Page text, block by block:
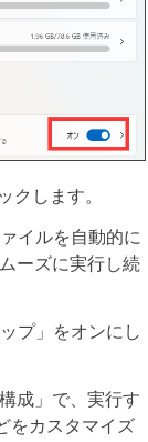
クします。
イルを自動的に
ーズに実行し続
プ」をオンにし
成」で、実行す
をカスタマイズ